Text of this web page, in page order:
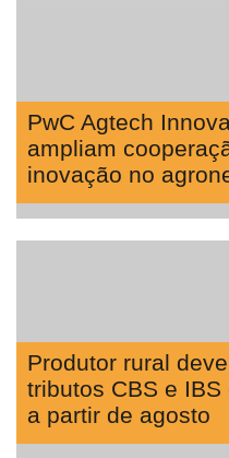
PwC Agtech
ampliam
inovação no
Produtor rural
tributos CBS e
a partir de agosto